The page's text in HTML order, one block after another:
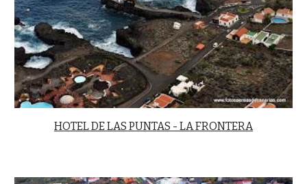
HOTEL DE LAS PUNTAS - LA FRONTERA